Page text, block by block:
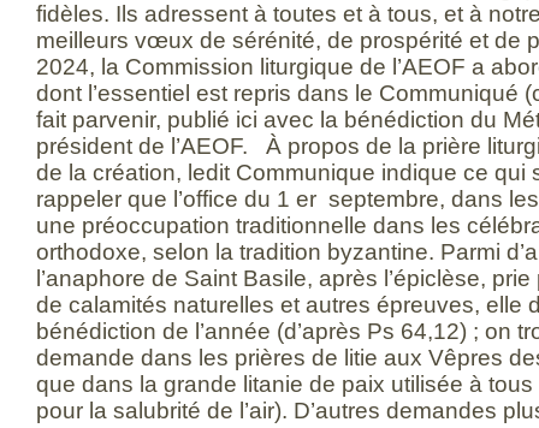
fidèles. Ils adressent à toutes et à tous, et à
meilleurs vœux de sérénité, de prospérité et de
2024, la Commission liturgique de l’AEOF a
dont l’essentiel est repris dans le Communiqué
fait parvenir, publié ici avec la bénédiction du
président de l’AEOF. À propos de la prière
de la création, ledit Communique indique ce
rappeler que l’office du 1 er septembre, dans
une préoccupation traditionnelle dans les
orthodoxe, selon la tradition byzantine. Parmi
l’anaphore de Saint Basile, après l’épiclèse,
de calamités naturelles et autres épreuves, elle
bénédiction de l’année (d’après Ps 64,12) ; on
demande dans les prières de litie aux Vêpres
que dans la grande litanie de paix utilisée à
pour la salubrité de l’air). D’autres demandes